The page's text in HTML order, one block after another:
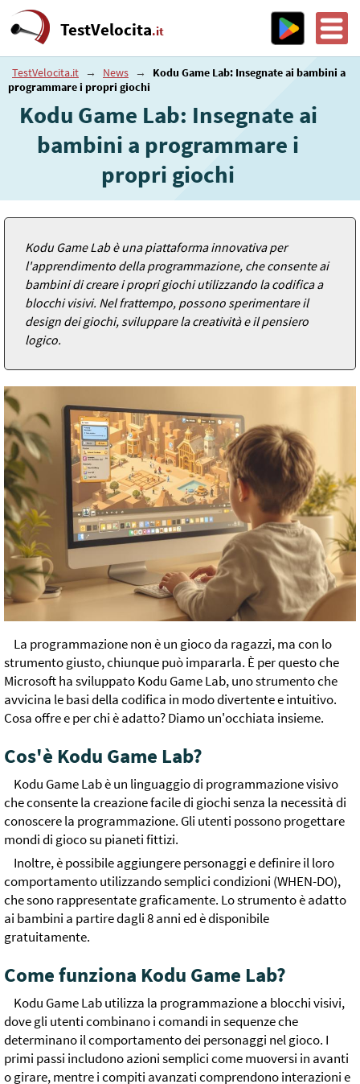
TestVelocita.it
TestVelocita.it → News →
Kodu Game Lab: Insegnate ai bambini a
programmare i propri giochi
Kodu Game Lab: Insegnate ai
bambini a programmare i
propri giochi
Kodu Game Lab è una piattaforma innovativa per
l'apprendimento della programmazione, che consente ai
bambini di creare i propri giochi utilizzando la codifica a
blocchi visivi. Nel frattempo, possono sperimentare il
design dei giochi, sviluppare la creatività e il pensiero
logico.
La programmazione non è un gioco da ragazzi, ma con lo
strumento giusto, chiunque può impararla. È per questo che
Microsoft ha sviluppato Kodu Game Lab, uno strumento che
avvicina le basi della codifica in modo divertente e intuitivo.
Cosa offre e per chi è adatto? Diamo un'occhiata insieme.
Cos'è Kodu Game Lab?
Kodu Game Lab è un linguaggio di programmazione visivo
che consente la creazione facile di giochi senza la necessità di
conoscere la programmazione. Gli utenti possono progettare
mondi di gioco su pianeti fittizi.
Inoltre, è possibile aggiungere personaggi e definire il loro
comportamento utilizzando semplici condizioni (WHEN-DO),
che sono rappresentate graficamente. Lo strumento è adatto
ai bambini a partire dagli 8 anni ed è disponibile
gratuitamente.
Come funziona Kodu Game Lab?
Kodu Game Lab utilizza la programmazione a blocchi visivi,
dove gli utenti combinano i comandi in sequenze che
determinano il comportamento dei personaggi nel gioco. I
primi passi includono azioni semplici come muoversi in avanti
o girare, mentre i compiti avanzati comprendono interazioni e